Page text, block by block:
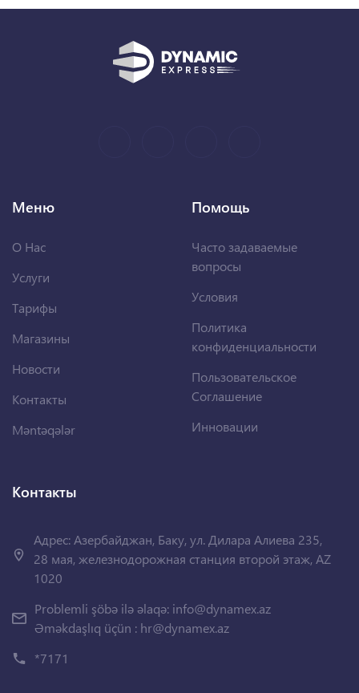
Меню
О Нас
Услуги
Тарифы
Магазины
Новости
Контакты
Məntəqələr
Помощь
Часто задаваемые
вопросы
Условия
Политика
конфиденциальности
Пользовательское
Соглашение
Инновации
Контакты
Адрес: Азербайджан, Баку, ул. Дилара Алиева 235,
28 мая, железнодорожная станция второй этаж, AZ
1020
Problemli şöbə ilə əlaqə: info@dynamex.az
Əməkdaşlıq üçün : hr@dynamex.az
*7171